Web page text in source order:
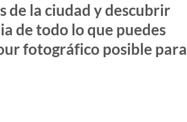
de la ciudad y descubrir
de todo lo que puedes
fotográfico posible para